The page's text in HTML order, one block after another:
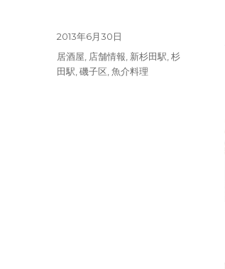
投
稿
日:
2013年6月30日
カ
テ
居酒屋 店舗情報 新杉田駅 ,杉
田駅 ,磯子区 ,魚介料理